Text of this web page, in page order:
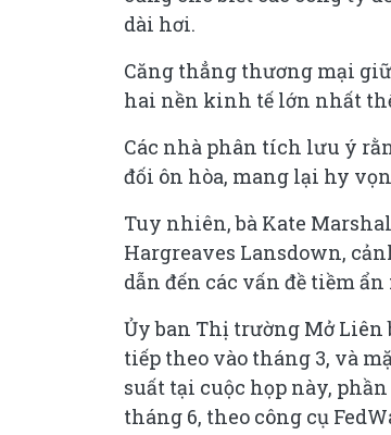
dài hơi.
Căng thẳng thương mại
hai nền kinh tế lớn nhất
Các nhà phân tích lưu ý
đối ôn hòa, mang lại hy
Tuy nhiên, bà Kate
Hargreaves Lansdown,
dẫn đến các vấn đề tiềm
Ủy ban Thị trường Mở Liên
tiếp theo vào tháng 3, và
suất tại cuộc họp này,
tháng 6, theo công cụ